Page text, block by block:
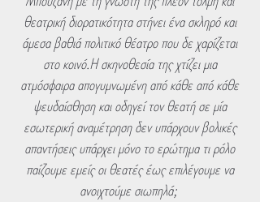
θεατρική διορατικότητα στήνει ένα σκληρό και
άμεσα βαθιά πολιτικό θέατρο που δε χαρίζεται
στο κοινό.Η σκηνοθεσία της χτίζει μια
ατμόσφαιρα απογυμνωμένη από κάθε από κάθε
ψευδαίσθηση και οδηγεί τον θεατή σε μία
εσωτερική αναμέτρηση δεν υπάρχουν βολικές
απαντήσεις υπάρχει μόνο το ερώτημα τι ρόλο
παίζουμε εμείς οι θεατές έως επιλέγουμε να
ανοιχτούμε σιωπηλά;